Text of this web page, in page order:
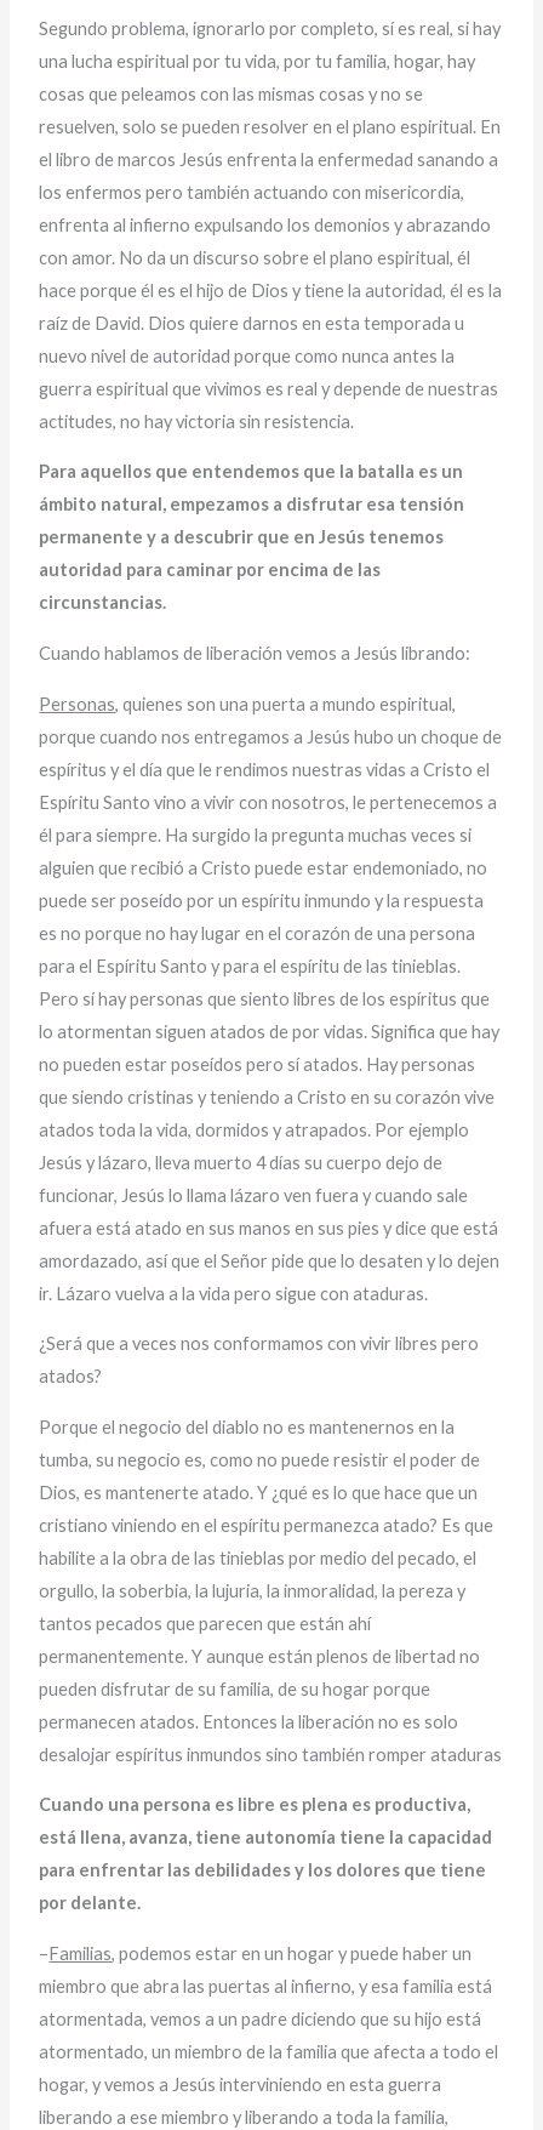
Segundo problema, ignorarlo por completo, sí es real, si hay
una lucha espiritual por tu vida, por tu familia, hogar, hay
cosas que peleamos con las mismas cosas y no se
resuelven, solo se pueden resolver en el plano espiritual. En
el libro de marcos Jesús enfrenta la enfermedad sanando a
los enfermos pero también actuando con misericordia,
enfrenta al infierno expulsando los demonios y abrazando
con amor. No da un discurso sobre el plano espiritual, él
hace porque él es el hijo de Dios y tiene la autoridad, él es la
raíz de David. Dios quiere darnos en esta temporada u
nuevo nivel de autoridad porque como nunca antes la
guerra espiritual que vivimos es real y depende de nuestras
actitudes, no hay victoria sin resistencia.
Para aquellos que entendemos que la batalla es un
ámbito natural, empezamos a disfrutar esa tensión
permanente y a descubrir que en Jesús tenemos
autoridad para caminar por encima de las
circunstancias.
Cuando hablamos de liberación vemos a Jesús librando:
Personas, quienes son una puerta a mundo espiritual,
porque cuando nos entregamos a Jesús hubo un choque de
espíritus y el día que le rendimos nuestras vidas a Cristo el
Espíritu Santo vino a vivir con nosotros, le pertenecemos a
él para siempre. Ha surgido la pregunta muchas veces si
alguien que recibió a Cristo puede estar endemoniado, no
puede ser poseído por un espíritu inmundo y la respuesta
es no porque no hay lugar en el corazón de una persona
para el Espíritu Santo y para el espíritu de las tinieblas.
Pero sí hay personas que siento libres de los espíritus que
lo atormentan siguen atados de por vidas. Significa que hay
no pueden estar poseídos pero sí atados. Hay personas
que siendo cristinas y teniendo a Cristo en su corazón vive
atados toda la vida, dormidos y atrapados. Por ejemplo
Jesús y lázaro, lleva muerto 4 días su cuerpo dejo de
funcionar, Jesús lo llama lázaro ven fuera y cuando sale
afuera está atado en sus manos en sus pies y dice que está
amordazado, así que el Señor pide que lo desaten y lo dejen
ir. Lázaro vuelva a la vida pero sigue con ataduras.
¿Será que a veces nos conformamos con vivir libres pero
atados?
Porque el negocio del diablo no es mantenernos en la
tumba, su negocio es, como no puede resistir el poder de
Dios, es mantenerte atado. Y ¿qué es lo que hace que un
cristiano viniendo en el espíritu permanezca atado? Es que
habilite a la obra de las tinieblas por medio del pecado, el
orgullo, la soberbia, la lujuria, la inmoralidad, la pereza y
tantos pecados que parecen que están ahí
permanentemente. Y aunque están plenos de libertad no
pueden disfrutar de su familia, de su hogar porque
permanecen atados. Entonces la liberación no es solo
desalojar espíritus inmundos sino también romper ataduras
Cuando una persona es libre es plena es productiva,
está llena, avanza, tiene autonomía tiene la capacidad
para enfrentar las debilidades y los dolores que tiene
por delante.
–Familias, podemos estar en un hogar y puede haber un
miembro que abra las puertas al infierno, y esa familia está
atormentada, vemos a un padre diciendo que su hijo está
atormentado, un miembro de la familia que afecta a todo el
hogar, y vemos a Jesús interviniendo en esta guerra
liberando a ese miembro y liberando a toda la familia,